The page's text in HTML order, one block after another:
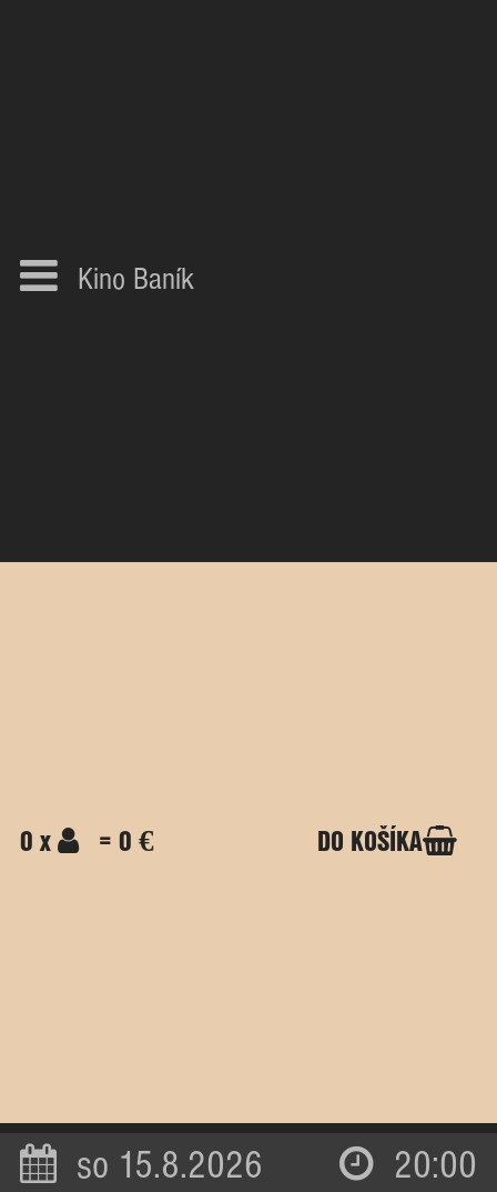
Kino Baník
0 x = 0 € DO KOŠÍKA
so 15.8.2026 20:00